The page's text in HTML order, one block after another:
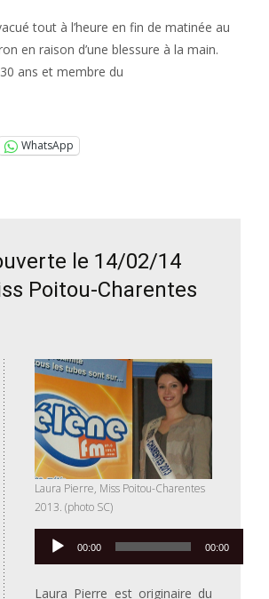
tout à l’heure en fin de matinée au
en raison d’une blessure à la main.
ans et membre du
WhatsApp
le 14/02/14
Poitou-Charentes
Laura Pierre, Miss Poitou-Charentes
2013. (photo SC)
Lecteur
00:00 00:00
Laura Pierre est originaire du